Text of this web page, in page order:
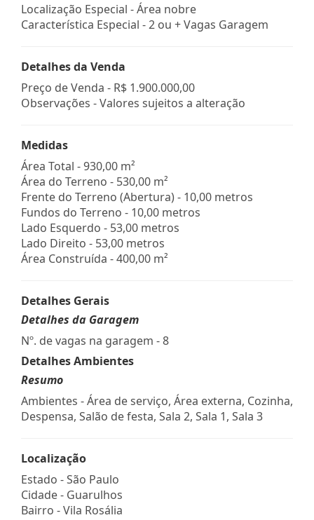
Localização Especial - Área nobre
Característica Especial - 2 ou + Vagas Garagem
Detalhes da Venda
Preço de Venda - R$ 1.900.000,00
Observações - Valores sujeitos a alteração
Medidas
Área Total - 930,00 m²
Área do Terreno - 530,00 m²
Frente do Terreno (Abertura) - 10,00 metros
Fundos do Terreno - 10,00 metros
Lado Esquerdo - 53,00 metros
Lado Direito - 53,00 metros
Área Construída - 400,00 m²
Detalhes Gerais
Detalhes da Garagem
Nº. de vagas na garagem - 8
Detalhes Ambientes
Resumo
Ambientes - Área de serviço, Área externa, Cozinha,
Despensa, Salão de festa, Sala 2, Sala 1, Sala 3
Localização
Estado -São Paulo
Cidade - Guarulhos
Bairro -Vila Rosália